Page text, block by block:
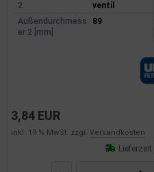
2
ventil
Außendurchmess
er 2 [mm]
89
3,84 EUR
inkl. 19 % MwSt. zzgl. Versandkosten
Lieferzeit: